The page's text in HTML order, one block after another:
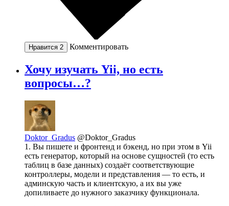
Нравится 2 Комментировать
Хочу изучать Yii, но есть
вопросы…?
Doktor_Gradus @Doktor_Gradus
1. Вы пишете и фронтенд и бэкенд, но при этом в Yii
есть генератор, который на основе сущностей (то есть
таблиц в базе данных) создаёт соответствующие
контроллеры, модели и представления — то есть, и
админскую часть и клиентскую, а их вы уже
допиливаете до нужного заказчику функционала.